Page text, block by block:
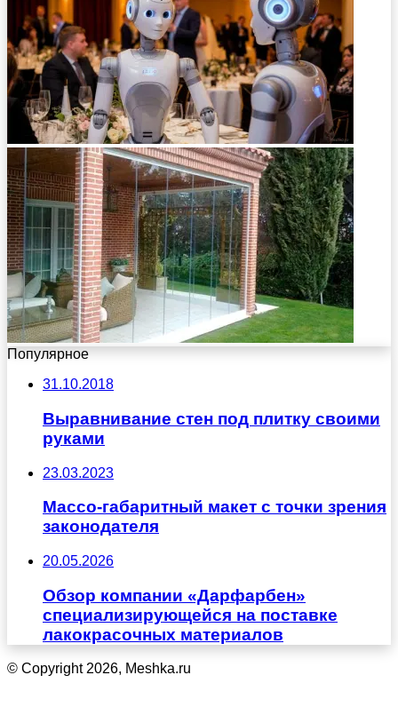
Популярное
31.10.2018
Выравнивание стен под плитку своими
руками
23.03.2023
Массо-габаритный макет с точки зрения
законодателя
20.05.2026
Обзор компании «Дарфарбен»
специализирующейся на поставке
лакокрасочных материалов
© Copyright 2026, Meshka.ru